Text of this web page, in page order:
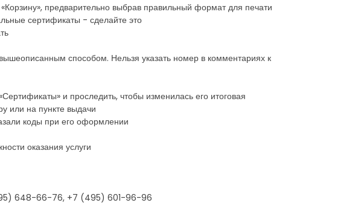
предварительно выбрав правильный формат для печати
сертификаты - сделайте это
способом. Нельзя указать номер в комментариях к
и проследить, чтобы изменилась его итоговая
или на пункте выдачи
коды при его оформлении
оказания услуги
648-66-76, +7 (495) 601-96-96